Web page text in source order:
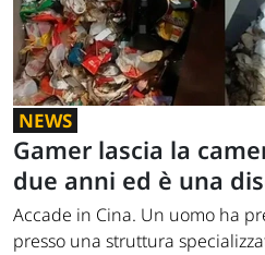
NEWS
Gamer lascia la
due anni ed è una
Accade in Cina. Un uomo ha
presso una struttura